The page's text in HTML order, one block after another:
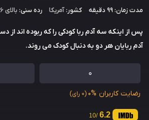
مدت زمان: 99 دقیقه کشور:آمریکا رده سنی: بالای ۶ سال
پس از اینکه سه آدم ربا کودکی را که ربوده اند
آدم ربایان هر دو به دنبال کودک می روند.
0
رضایت کاربران 0% (0 رای)
6.2
/10